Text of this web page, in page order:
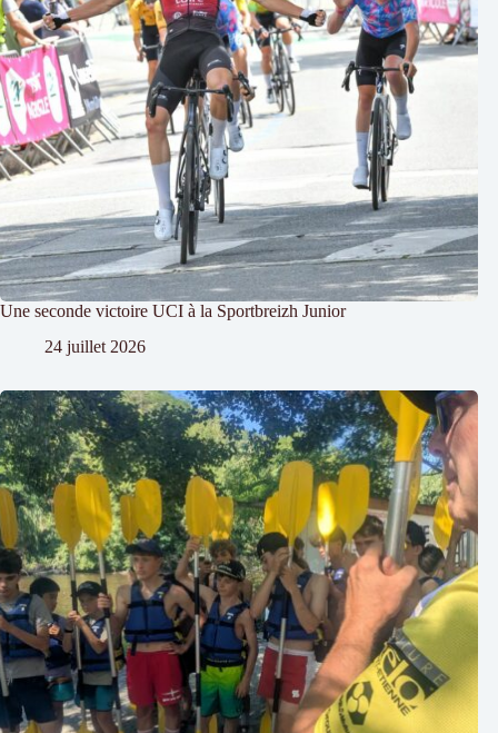
Une seconde victoire UCI à la Sportbreizh Junior
24 juillet 2026